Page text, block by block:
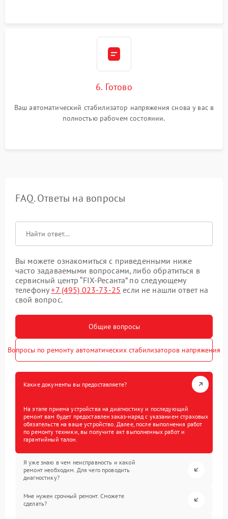
6. Готово
Ваш автоматический стабилизатор напряжения снова у вас в
полностью рабочем состоянии.
FAQ. Ответы на вопросы
Вы можете ознакомиться с приведенными ниже
часто задаваемыми вопросами, либо обратиться в
сервисный центр “FIX-Ресанта” по следующему
телефону+7 (495) 023-73-25 если не нашли ответ на
свой вопрос.
Общие вопросы
Вопросы по ремонту автоматических стабилизаторов напряжения
Какие документы вы предоставляете?
На этапе приема устройства на диагностику и последующий
ремонт вам будет предоставлен заказ-наряд с указанием страховых
обязательств на ваше устройство. Далее, после выполнения работ
по ремонту техники, вы получите акт выполненных работ и
гарантийный талон.
Я уже знаю в чем неисправность и какой
ремонт необходим. Для чего проводить
диагностику?
Мне нужен срочный ремонт. Сможете
сделать?